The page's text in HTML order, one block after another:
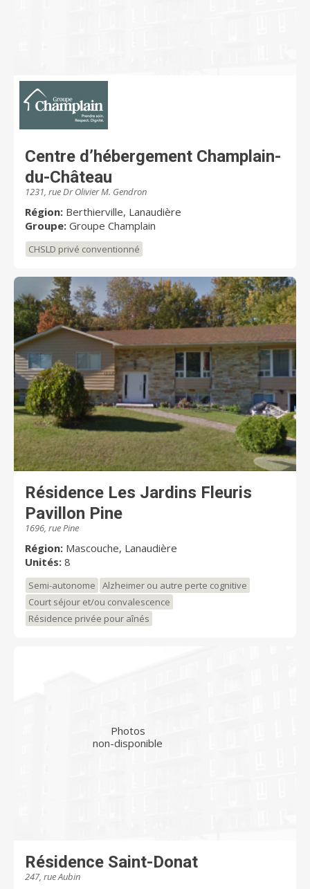
Centre d’hébergement Champlain-
du-Château
1231, rue Dr Olivier M. Gendron
Région: Berthierville, Lanaudière
Groupe: Groupe Champlain
CHSLD privé conventionné
Résidence Les Jardins Fleuris
Pavillon Pine
1696, rue Pine
Région: Mascouche, Lanaudière
Unités: 8
Semi-autonome
Alzheimer ou autre perte cognitive
Court séjour et/ou convalescence
Résidence privée pour aînés
Photos
non-disponible
Résidence Saint-Donat
247, rue Aubin